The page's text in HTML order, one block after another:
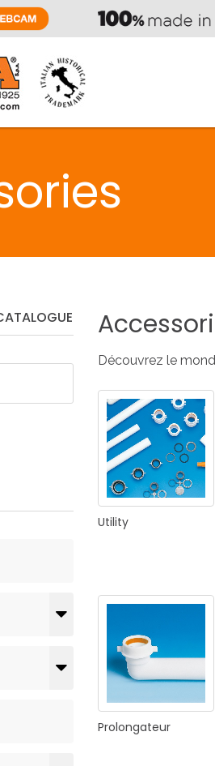
SPAZIO CUISINE
PMR
Découvrez le
Utility
Prolongateur